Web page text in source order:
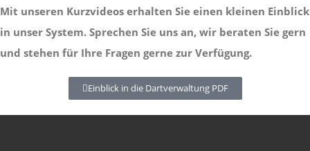
Mit unseren Kurzvideos erhalten Sie einen kleinen Einblick
in unser System. Sprechen Sie uns an, wir beraten Sie gern
und stehen für Ihre Fragen gerne zur Verfügung.
Einblick in die Dartverwaltung PDF